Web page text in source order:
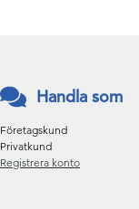
Handla som
Företagskund
Privatkund
Registrera konto